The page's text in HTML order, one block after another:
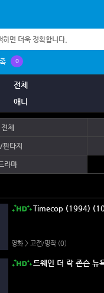
0
전체
애니
전체
판타지
라마
Timecop (1994)
영화 > 고전/명작 (0)
드웨인 더 락 존슨 뉴